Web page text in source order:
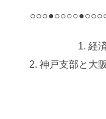
経
神戸支部と大